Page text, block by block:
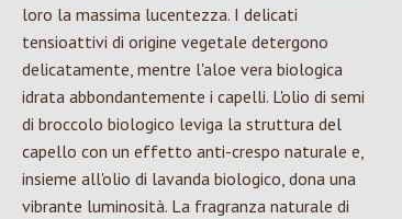
loro la massima lucentezza. I delicati
tensioattivi di origine vegetale detergono
delicatamente, mentre l'aloe vera biologica
idrata abbondantemente i capelli. L'olio di semi
di broccolo biologico leviga la struttura del
capello con un effetto anti-crespo naturale e,
insieme all'olio di lavanda biologico, dona una
vibrante luminosità. La fragranza naturale di